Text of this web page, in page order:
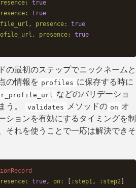
true
true
, presence: true
, presence: true
の最初のステップでニックネームと
の情報を profiles に保存する時に
などのバリデーショ
う。
validates メソッドの on オ
ションを有効にするタイミングを制
それを使うことで一応は解決できそ
true, on: :step1, :step2